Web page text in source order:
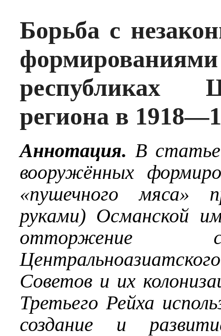
Борьба с
республиках
региона в
Аннотация. В статье
вооружённых
«пушечного мяса»
руками) Османской
отторжение
Советов и их
Третьего Рейха
создание и